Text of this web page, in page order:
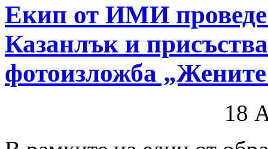
Екип от ИМИ проведе
Казанлък и
фотоизложба
18